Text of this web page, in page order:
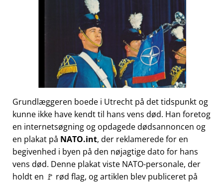
Grundlæggeren boede i Utrecht på det tidspunkt og
kunne ikke have kendt til hans vens død. Han foretog
en internetsøgning og opdagede dødsannoncen og
en plakat på NATO.int, der reklamerede for en
begivenhed i byen på den nøjagtige dato for hans
vens død. Denne plakat viste NATO-personale, der
holdt en 🚩 rød flag, og artiklen blev publiceret på